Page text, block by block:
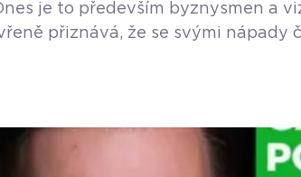
je to především byznysmen a
přiznává, že se svými nápady